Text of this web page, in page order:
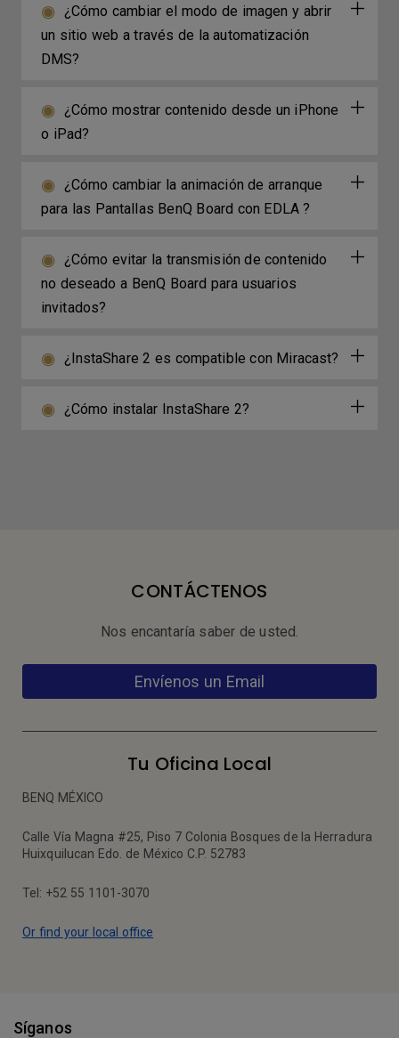
¿Cómo cambiar el modo de imagen y abrir
un sitio web a través de la automatización
DMS?
¿Cómo mostrar contenido desde un iPhone
o iPad?
¿Cómo cambiar la animación de arranque
para las Pantallas BenQ Board con EDLA ?
¿Cómo evitar la transmisión de contenido
no deseado a BenQ Board para usuarios
invitados?
¿InstaShare 2 es compatible con Miracast?
¿Cómo instalar InstaShare 2?
CONTÁCTENOS
Nos encantaría saber de usted.
Envíenos un Email
Tu Oficina Local
BENQ MÉXICO
Calle Vía Magna #25, Piso 7 Colonia Bosques de la Herradura
Huixquilucan Edo. de México C.P. 52783
Tel: +52 55 1101-3070
Or find your local office
Síganos